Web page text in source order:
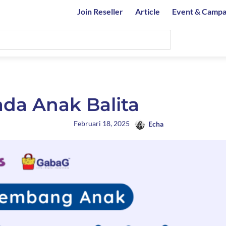
Join Reseller Article Event &
Anak Balita
Februari 18, 2025 Echa